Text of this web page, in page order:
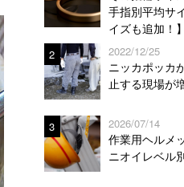
手指別平均サ
イズも追加！】
2 2022/12/25
ニッカポッカ
止する現場が
3 2026/07/14
作業用ヘルメ
ニオイレベル